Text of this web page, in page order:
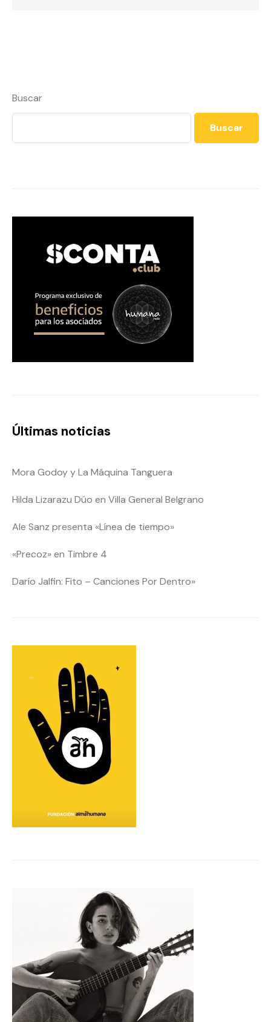
Buscar
Buscar
Últimas noticias
Mora Godoy y La Máquina Tanguera
Hilda Lizarazu Dúo en Villa General Belgrano
Ale Sanz presenta «Línea de tiempo»
«Precoz» en Timbre 4
Darío Jalfin: Fito – Canciones Por Dentro»